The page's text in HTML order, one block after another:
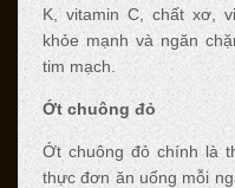
K, vitamin C, chất xơ,
khỏe mạnh và ngăn
tim mạch.
Ớt chuông đỏ
Ớt chuông đỏ chính là
thực đơn ăn uống mỗi